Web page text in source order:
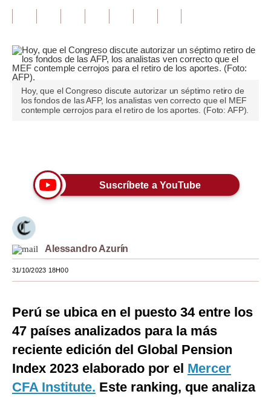
Pregunta de hoy
Blogs
Tendencias
Moda
Mundo
EEUU
España
Internacional
Club del Suscriptor
Hoy, que el Congreso discute autorizar un séptimo retiro de
los fondos de las AFP, los analistas ven correcto que el MEF
contemple cerrojos para el retiro de los aportes. (Foto: AFP).
Suscríbete a YouTube
Alessandro Azurín
31/10/2023 18H00
Perú se ubica en el puesto 34 entre los
47 países analizados para la más
reciente edición del Global Pension
Index 2023 elaborado por el Mercer
CFA Institute. Este ranking, que analiza